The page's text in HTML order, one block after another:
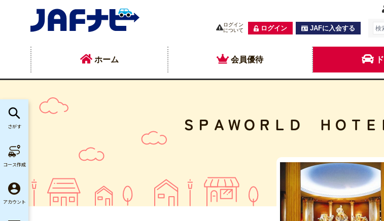
ログイン
について
ログイン JAFに入会する
ホーム 会員優待
ＳＰＡＷＯＲＬＤ ＨＯＴＥ
さがす
コース作成
アカウント